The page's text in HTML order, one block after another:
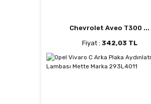
Chevrolet Aveo T300 ...
Fiyat : 342,03 TL